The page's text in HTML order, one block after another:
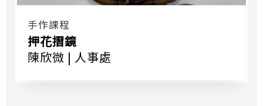
手作課程
押花摺鏡
陳欣微 | 人事處